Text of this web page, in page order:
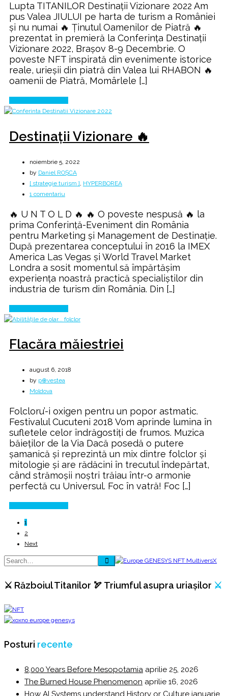
HIPERBOREEI
Lupta TITANILOR Destinații Vizionare 2022 Am
pus Valea JIULUI pe harta de turism a României
și nu numai 🔥 Ținutul Oamenilor de Piatră 🔥
prezentat în premieră la Conferința Destinații
Vizionare 2022, Brașov 8-9 Decembrie. O
poveste NFT inspirată din evenimente istorice
reale, urieșii din piatră din Valea lui RHABON 🔥
oamenii de Piatră, Momârlele […]
Destinații Vizionare 🔥
noiembrie 5, 2022
by Daniel ROȘCA
[ strategie turism ] HYPERBOREA
1 comentariu
Vizionare
🔥
🔥 U N T O L D 🔥 🔥 O poveste nespusă 🔥 la
prima Conferință-Eveniment din România
pentru Marketing și Management de Destinație.
După prezentarea conceptului în 2016 la IMEX
America Las Vegas și World Travel Market
Londra a sosit momentul să împărtășim
experiența noastră practică specialiștilor din
industria de turism din România. Din […]
Flacăra măiestriei
august 6, 2018
by p⊕vestea
Moldova
Folcloru’-i oxigen pentru un popor astmatic.
Festivalul Cucuteni 2018 Vom aprinde lumina în
sufletele celor îndrăgostiți de frumos. Muzica
băieților de la Via Dacă posedă o putere
șamanică și reprezintă un mix dintre folclor și
mitologie și are rădăcini în trecutul îndepărtat,
când strămoșii noștri trăiau într-o armonie
perfectă cu Universul. Foc în vatră! Foc […]
1
2
Next
⚔️ Războiul Titanilor 🏹 Triumful asupra uriașilor ⚔️
Posturi recente
8,000 Years Before Mesopotamia aprilie 25, 2026
The Burned House Phenomenon aprilie 16, 2026